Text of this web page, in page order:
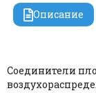
Описание
Соединители